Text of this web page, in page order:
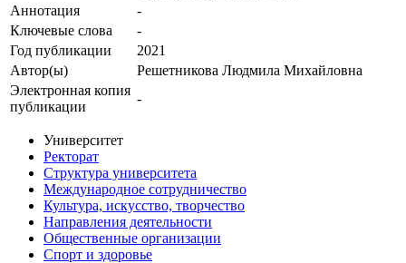
Аннотация
-
Ключевые cлова
-
Год публикации
2021
Автор(ы)
Решетникова Людмила Михайловна
Электронная копия
публикации
-
Университет
Ректорат
Структура университета
Международное сотрудничество
Культура, искусство, творчество
Направления деятельности
Общественные организации
Спорт и здоровье